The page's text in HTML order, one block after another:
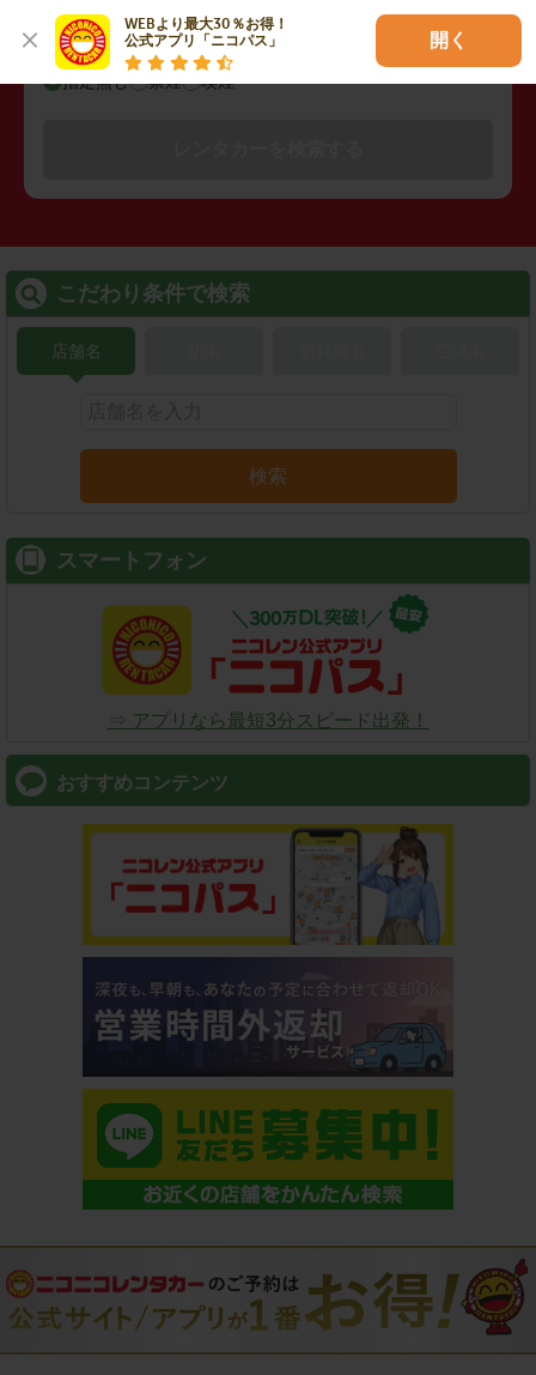
WEBより最大30％お得！
公式アプリ「ニコパス」
開く
禁煙/喫煙
指定無し 禁煙 喫煙
こだわり条件で検索
店舗名
検索
スマートフォン
⇒ アプリなら最短3分スピード出発！
おすすめコンテンツ